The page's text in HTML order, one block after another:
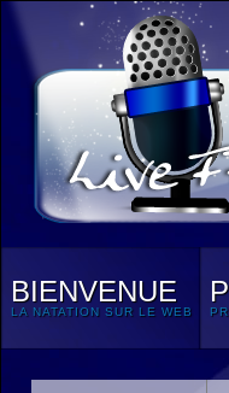
BIENVENUE
LA NATATION SUR LE WEB